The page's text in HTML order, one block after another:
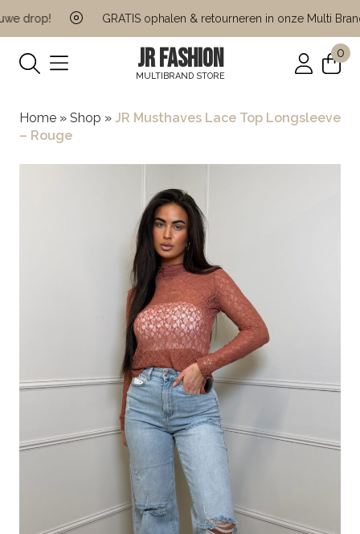
drop! GRATIS ophalen & retourneren in onze Multi Brand
JR FASHION
MULTIBRAND STORE
0
Home » Shop » JR Musthaves Lace Top Longsleeve
– Rouge